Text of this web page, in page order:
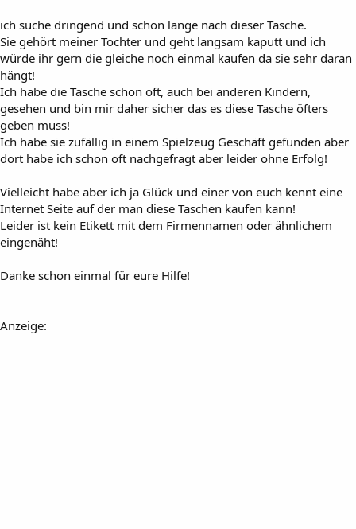
ich suche dringend und schon lange nach dieser Tasche.
Sie gehört meiner Tochter und geht langsam kaputt und ich
würde ihr gern die gleiche noch einmal kaufen da sie sehr daran
hängt!
Ich habe die Tasche schon oft, auch bei anderen Kindern,
gesehen und bin mir daher sicher das es diese Tasche öfters
geben muss!
Ich habe sie zufällig in einem Spielzeug Geschäft gefunden aber
dort habe ich schon oft nachgefragt aber leider ohne Erfolg!
Vielleicht habe aber ich ja Glück und einer von euch kennt eine
Internet Seite auf der man diese Taschen kaufen kann!
Leider ist kein Etikett mit dem Firmennamen oder ähnlichem
eingenäht!
Danke schon einmal für eure Hilfe!
Anzeige: